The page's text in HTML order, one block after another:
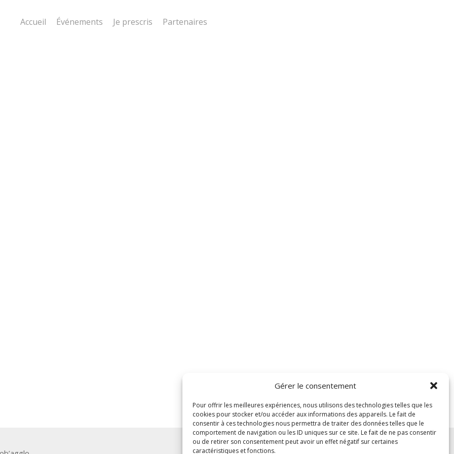
Gérer le consentement
Pour offrir les meilleures expériences, nous utilisons des technologies telles que les
cookies pour stocker et/ou accéder aux informations des appareils. Le fait de
consentir à ces technologies nous permettra de traiter des données telles que le
comportement de navigation ou les ID uniques sur ce site. Le fait de ne pas consentir
ou de retirer son consentement peut avoir un effet négatif sur certaines
caractéristiques et fonctions.
Accueil Événements Je prescris Partenaires